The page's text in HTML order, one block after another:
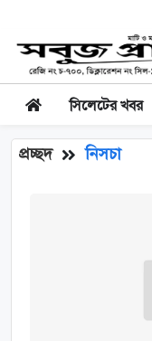
সিলেটের খবর
প্রচ্ছদ নিসচা